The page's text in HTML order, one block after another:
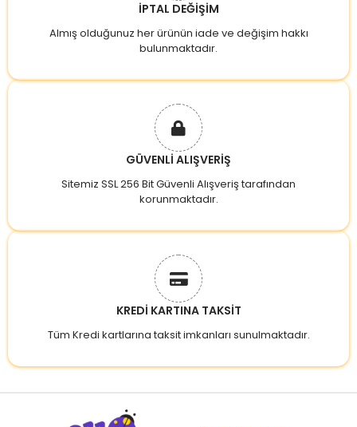
İPTAL DEĞİŞİM
Almış olduğunuz her ürünün iade ve değişim hakkı
bulunmaktadır.
GÜVENLİ ALIŞVERİŞ
Sitemiz SSL 256 Bit Güvenli Alışveriş tarafından
korunmaktadır.
KREDİ KARTINA TAKSİT
Tüm Kredi kartlarına taksit imkanları sunulmaktadır.